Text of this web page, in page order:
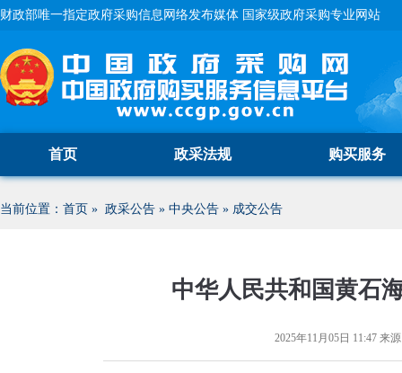
财政部唯一指定政府采购信息网络发布媒体 国家级政府采购专业网站
首页 政采法规 购买服务
当前位置： 首页 » 政采公告 » 中央公告 » 成交公告
中华人民共和国黄石
2025年11月05日 11:47 来